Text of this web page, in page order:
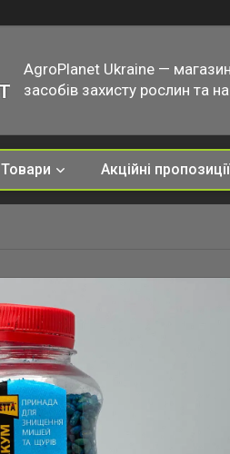
AgroPlanet Ukraine — магазин
засобів захисту рослин та
Товари Акційні пропозиції